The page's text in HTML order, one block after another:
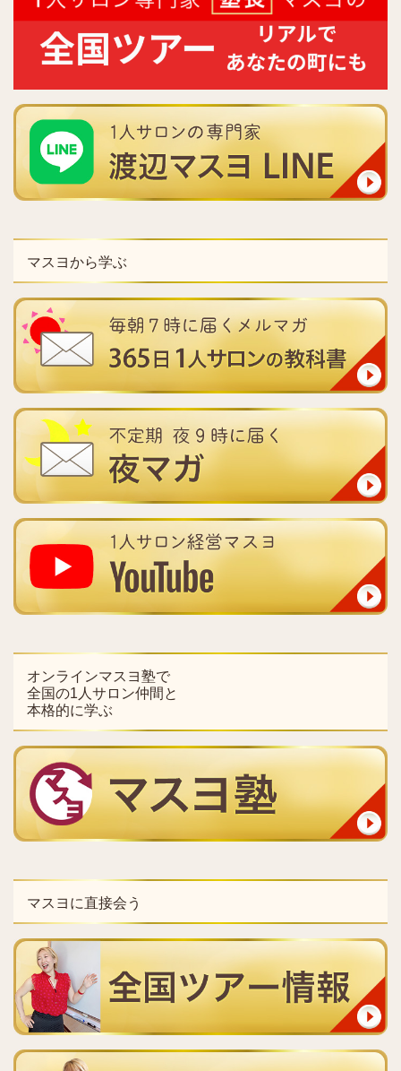
マスヨから学ぶ
オンラインマスヨ塾で
全国の1人サロン仲間と
本格的に学ぶ
マスヨに直接会う